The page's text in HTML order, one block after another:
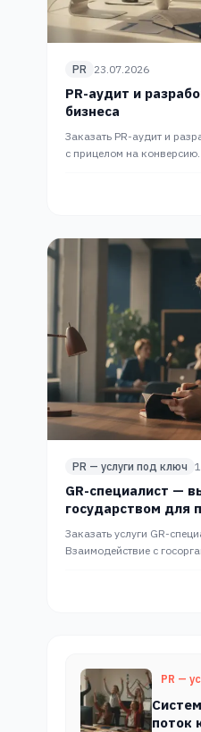
PR 23.07.2026
PR-аудит и
бизнеса
Заказать PR-аудит и
с прицелом на
PR — услуги под ключ
GR-специалист —
государством для
Заказать услуги GR-
Взаимодействие с
PR —
поток